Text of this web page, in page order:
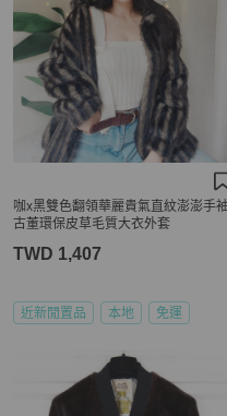
咖x黑雙色翻領華麗貴氣直紋澎澎手袖
古董環保皮草毛質大衣外套
TWD 1,407
近新閒置品 本地 免運